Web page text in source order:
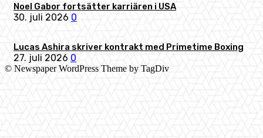
Noel Gabor fortsätter karriären i USA
30. juli 2026 0
Lucas Ashira skriver kontrakt med Primetime Boxing
27. juli 2026 0
© Newspaper WordPress Theme by TagDiv